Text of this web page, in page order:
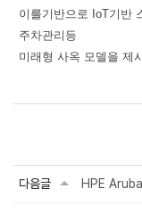
이를기반으로 IoT기반
주차관리등
미래형 사옥 모델을 제
다음글 HPE